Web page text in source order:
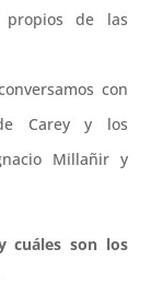
propios de las
con
Carey y los
Millañir y
cuáles son los